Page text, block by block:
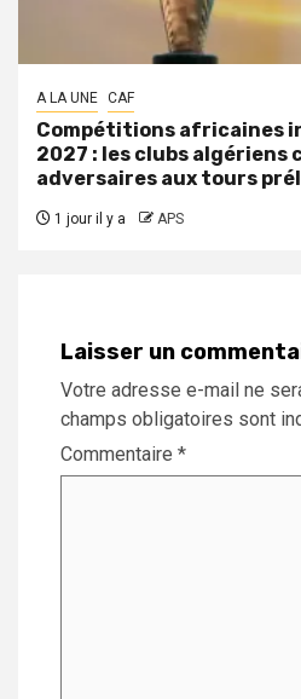
A LA UNE CAF
Compétitions africaines
2027 : les clubs algériens
adversaires aux tours
1 jour il y a APS
Laisser un
Votre adresse e-mail ne
champs obligatoires sont
Commentaire *